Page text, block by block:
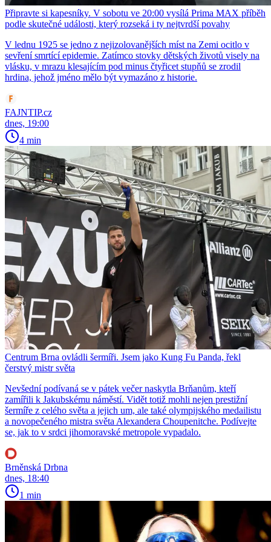
Připravte si kapesníky. V sobotu ve 20:00 vysílá Prima MAX příběh
podle skutečné události, který rozseká i ty nejtvrdší povahy
V lednu 1925 se jedno z nejizolovanějších míst na Zemi ocitlo v
sevření smrtící epidemie. Zatímco stovky dětských životů visely na
vlásku, v mrazu klesajícím pod minus čtyřicet stupňů se zrodil
hrdina, jehož jméno mělo být vymazáno z historie.
FAJNTIP.cz
dnes, 19:00
4 min
Centrum Brna ovládli šermíři. Jsem jako Kung Fu Panda, řekl
čerstvý mistr světa
Nevšední podívaná se v pátek večer naskytla Brňanům, kteří
zamířili k Jakubskému náměstí. Vidět totiž mohli nejen prestižní
šermíře z celého světa a jejich um, ale také olympijského medailistu
a novopečeného mistra světa Alexandera Choupenitche. Podívejte
se, jak to v srdci jihomoravské metropole vypadalo.
Brněnská Drbna
dnes, 18:40
1 min